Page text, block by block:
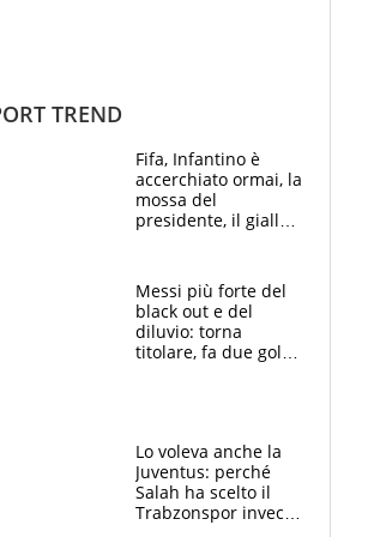
TREND
Fifa, Infantino è
accerchiato ormai, la
mossa del
presidente, il giallo
Trump
Messi più forte del
black out e del
diluvio: torna
titolare, fa due gol e
Lo voleva anche la
Juventus: perché
Salah ha scelto il
Trabzonspor invece